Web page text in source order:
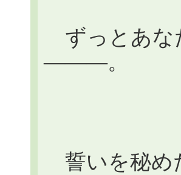
ずっとあな
―――。
誓いを秘め